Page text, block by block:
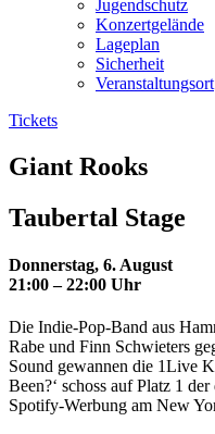
Jugendschutz
Konzertgelände
Lageplan
Sicherheit
Veranstaltungsort
Tickets
Giant Rooks
Taubertal Stage
Donnerstag, 6. August
21:00 – 22:00 Uhr
Die Indie-Pop-Band aus
Rabe und Finn Schwieters
Sound gewannen die 1Live
Been?‘ schoss auf Platz 1
Spotify-Werbung am New